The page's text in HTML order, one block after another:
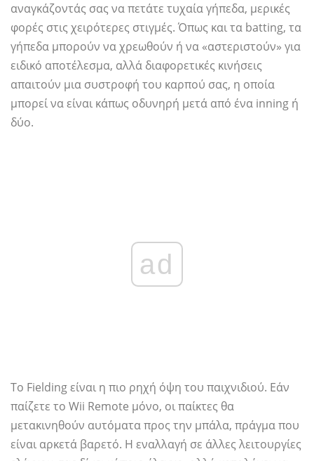
αναγκάζοντάς σας να πετάτε τυχαία γήπεδα, μερικές
φορές στις χειρότερες στιγμές. Όπως και τα batting, τα
γήπεδα μπορούν να χρεωθούν ή να «αστεριστούν» για
ειδικό αποτέλεσμα, αλλά διαφορετικές κινήσεις
απαιτούν μια συστροφή του καρπού σας, η οποία
μπορεί να είναι κάπως οδυνηρή μετά από ένα inning ή
δύο.
ad
Το Fielding είναι η πιο ρηχή όψη του παιχνιδιού. Εάν
παίζετε το Wii Remote μόνο, οι παίκτες θα
μετακινηθούν αυτόματα προς την μπάλα, πράγμα που
είναι αρκετά βαρετό. Η εναλλαγή σε άλλες λειτουργίες